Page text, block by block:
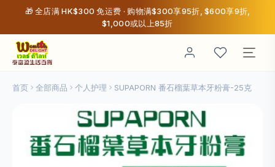
🎁 全店满 HK$300 免运费 · 购物满$300享95折, $600享9折,
$1,000或以上85折
首页 全部商品 个人护理 SUPAPORN 番石榴葉草本牙粉膏-25克